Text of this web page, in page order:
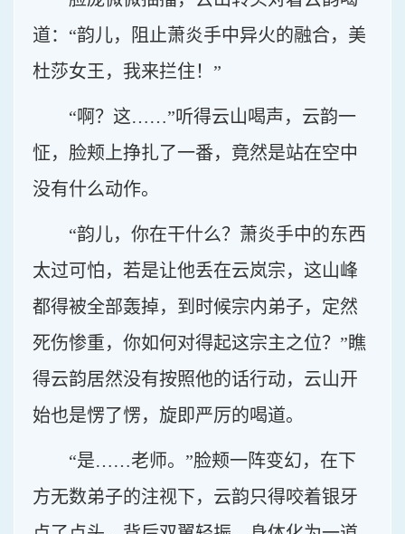
道：“韵儿，阻止萧炎手中异火的融合，美
杜莎女王，我来拦住！”
“啊？这……”听得云山喝声，云韵一
怔，脸颊上挣扎了一番，竟然是站在空中
没有什么动作。
“韵儿，你在干什么？萧炎手中的东西
太过可怕，若是让他丢在云岚宗，这山峰
都得被全部轰掉，到时候宗内弟子，定然
死伤惨重，你如何对得起这宗主之位？”瞧
得云韵居然没有按照他的话行动，云山开
始也是愣了愣，旋即严厉的喝道。
“是……老师。”脸颊一阵变幻，在下
方无数弟子的注视下，云韵只得咬着银牙